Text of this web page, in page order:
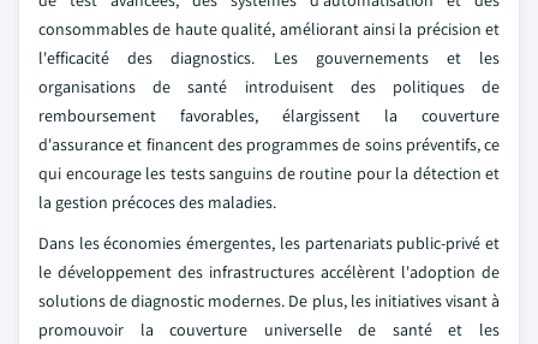
consommables de haute qualité, améliorant ainsi la précision et
l'efficacité des diagnostics. Les gouvernements et les
organisations de santé introduisent des politiques de
remboursement favorables, élargissent la couverture
d'assurance et financent des programmes de soins préventifs, ce
qui encourage les tests sanguins de routine pour la détection et
la gestion précoces des maladies.
Dans les économies émergentes, les partenariats public-privé et
le développement des infrastructures accélèrent l'adoption de
solutions de diagnostic modernes. De plus, les initiatives visant à
promouvoir la couverture universelle de santé et les